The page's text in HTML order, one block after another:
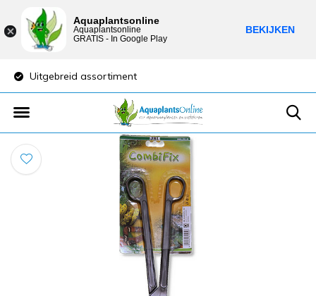
Uitgebreid assortiment
Aquaplantsonline
Aquaplantsonline
GRATIS - In Google Play
BEKIJKEN